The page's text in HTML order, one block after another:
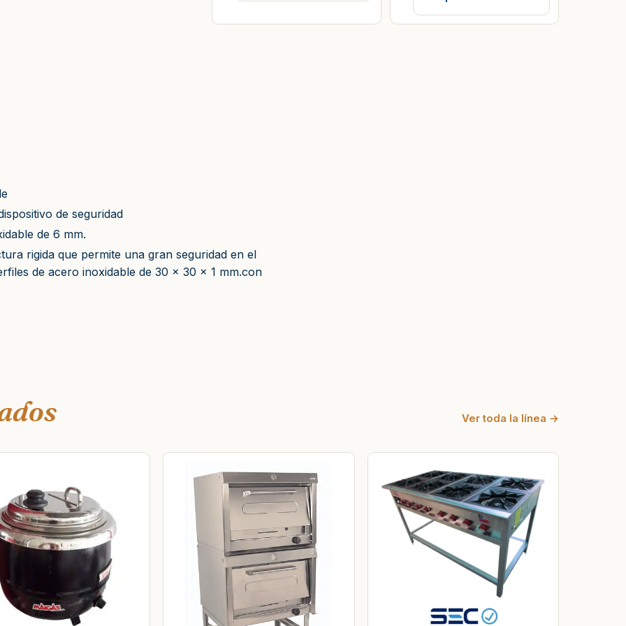
de seguridad
de 6 mm.
rigida que permite una gran seguridad en el
de acero inoxidable de 30 x 30 x 1 mm.con
Ver toda la línea →